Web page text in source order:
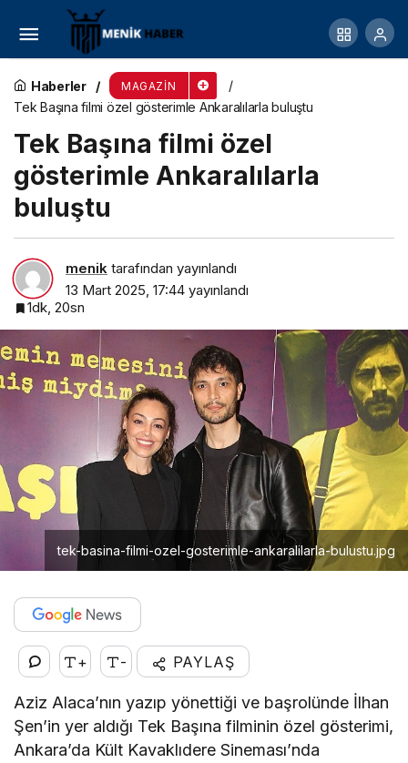
Haberler MAGAZIN
Tek Başına filmi özel gösterimle Ankaralılarla buluştu
Tek Başına filmi özel
gösterimle Ankaralılarla
buluştu
menik tarafından yayınlandı
13 Mart 2025, 17:44 yayınlandı
1dk, 20sn
tek-basina-filmi-ozel-gosterimle-ankaralilarla-bulustu.jpg
+ - PAYLAŞ
Aziz Alaca’nın yazıp yönettiği ve başrolünde İlhan
Şen’in yer aldığı Tek Başına filminin özel gösterimi,
Ankara’da Kült Kavaklıdere Sineması’nda
Oyunculuğu ile dikkatleri üzerine çekiyor